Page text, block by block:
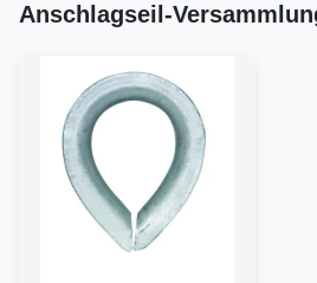
Anschlagseil-